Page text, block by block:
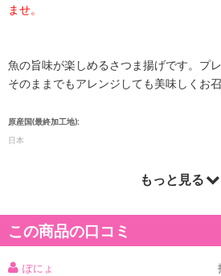
ませ。
魚の旨味が楽しめるさつま揚げです。プ
そのままでもアレンジしても美味しくお
原産国(最終加工地):
日本
もっと見る
この商品の口コミ
ぽにょ